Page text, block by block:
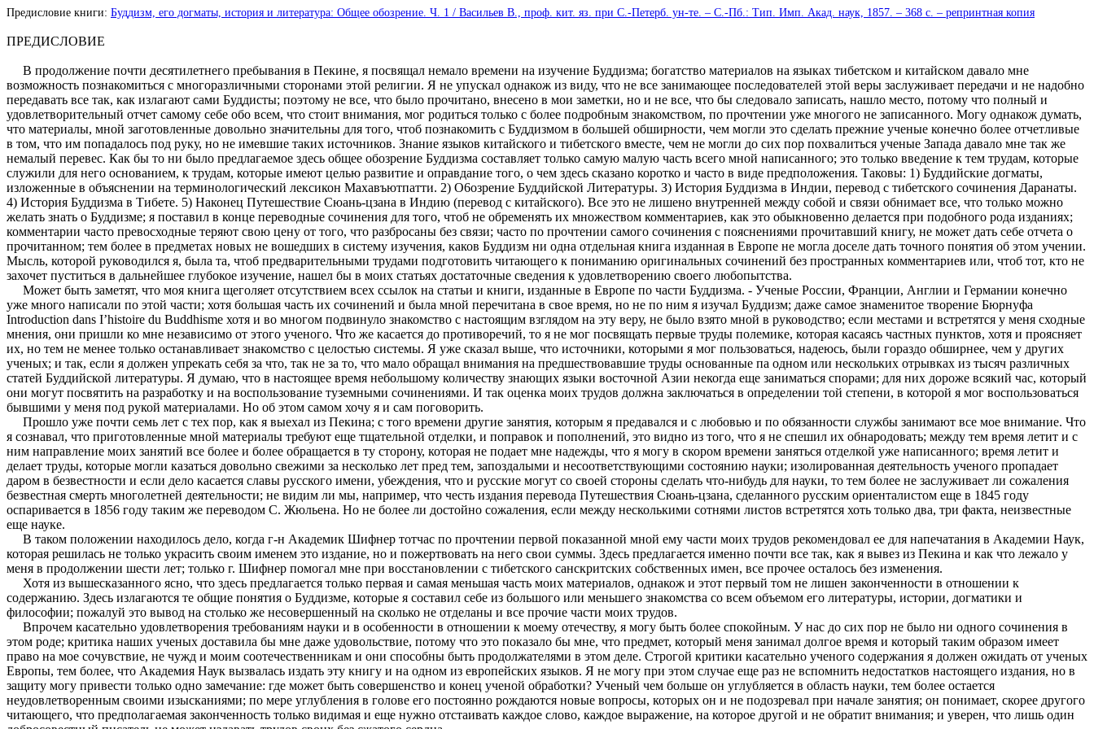
Предисловие книги: Буддизм, его догматы, история и литература: Общее обозрение. Ч. 1 / Васильев В., проф. кит. яз. при С.-Петерб. ун-те. – С.-Пб.: Тип. Имп. Акад. наук, 1857. – 368 c. – репринтная копия
ПРЕДИСЛОВИЕ
В продолжение почти десятилетнего пребывания в Пекине, я посвящал немало времени на изучение Буддизма; богатство материалов на языках тибетском и китайском давало мне
возможность познакомиться с многоразличными сторонами этой религии. Я не упускал однакож из виду, что не все занимающее последователей этой веры заслуживает передачи и не надобно
передавать все так, как излагают сами Буддисты; поэтому не все, что было прочитано, внесено в мои заметки, но и не все, что бы следовало записать, нашло место, потому что полный и
удовлетворительный отчет самому себе обо всем, что стоит внимания, мог родиться только с более подробным знакомством, по прочтении уже многого не записанного. Могу однакож думать,
что материалы, мной заготовленные довольно значительны для того, чтоб познакомить с Буддизмом в большей обширности, чем могли это сделать прежние ученые конечно более отчетливые
в том, что им попадалось под руку, но не имевшие таких источников. Знание языков китайского и тибетского вместе, чем не могли до сих пор похвалиться ученые Запада давало мне так же
немалый перевес. Как бы то ни было предлагаемое здесь общее обозрение Буддизма составляет только самую малую часть всего мной написанного; это только введение к тем трудам, которые
служили для него основанием, к трудам, которые имеют целью развитие и оправдание того, о чем здесь сказано коротко и часто в виде предположения. Таковы: 1) Буддийские догматы,
изложенные в объяснении на терминологический лексикон Махавъютпатти. 2) О6озрение Буддийской Литературы. З) История Буддизма в Индии, перевод с тибетского сочинения Даранаты.
4) История Буддизма в Тибете. 5) Наконец Путешествие Сюань-цзана в Индию (перевод с китайского). Все это не лишено внутренней между собой и связи обнимает все, что только можно
желать знать о Буддизме; я поставил в конце переводные сочинения для того, чтоб не обременять их множеством комментариев, как это обыкновенно делается при подобного рода изданиях;
комментарии часто превосходные теряют свою цену от того, что разбросаны без связи; часто по прочтении самого сочинения с пояснениями прочитавший книгу, не может дать себе отчета о
прочитанном; тем более в предметах новых не вошедших в систему изучения, каков Буддизм ни одна отдельная книга изданная в Европе не могла доселе дать точного понятия об этом учении.
Мысль, которой руководился я, была та, чтоб предварительными трудами подготовить читающего к пониманию оригинальных сочинений без пространных комментариев или, чтоб тот, кто не
захочет пуститься в дальнейшее глубокое изучение, нашел бы в моих статьях достаточные сведения к удовлетворению своего любопытства.
Может быть заметят, что моя книга щеголяет отсутствием всех ссылок на статьи и книги, изданные в Европе по части Буддизма. - Ученые России, Франции, Англии и Германии конечно
уже много написали по этой части; хотя большая часть их сочинений и была мной перечитана в свое время, но не по ним я изучал Буддизм; даже самое знаменитое творение Бюрнуфа
Introduction dans I’histoire du Buddhisme хотя и во многом подвинуло знакомство с настоящим взглядом на эту веру, не было взято мной в руководство; если местами и встретятся у меня сходные
мнения, они пришли ко мне независимо от этого ученого. Что же касается до противоречий, то я не мог посвящать первые труды полемике, которая касаясь частных пунктов, хотя и проясняет
их, но тем не менее только останавливает знакомство с целостью системы. Я уже сказал выше, что источники, которыми я мог пользоваться, надеюсь, были гораздо обширнее, чем у других
ученых; и так, если я должен упрекать себя за что, так не за то, что мало обращал внимания на предшествовавшие труды основанные па одном или нескольких отрывках из тысяч различных
статей Буддийской литературы. Я думаю, что в настоящее время небольшому количеству знающих языки восточной Азии некогда еще заниматься спорами; для них дороже всякий час, который
они могут посвятить на разработку и на воспользование туземными сочинениями. И так оценка моих трудов должна заключаться в определении той степени, в которой я мог воспользоваться
бывшими у меня под рукой материалами. Но об этом самом хочу я и сам поговорить.
Прошло уже почти семь лет с тех пор, как я выехал из Пекина; с того времени другие занятия, которым я предавался и с любовью и по обязанности службы занимают все мое внимание. Что
я сознавал, что приготовленные мной материалы требуют еще тщательной отделки, и поправок и пополнений, это видно из того, что я не спешил их обнародовать; между тем время летит и с
ним направление моих занятий все более и более обращается в ту сторону, которая не подает мне надежды, что я могу в скором времени заняться отделкой уже написанного; время летит и
делает труды, которые могли казаться довольно свежими за несколько лет пред тем, запоздалыми и несоответствующими состоянию науки; изолированная деятельность ученого пропадает
даром в безвестности и если дело касается славы русского имени, убеждения, что и русские могут со своей стороны сделать что-нибудь для науки, то тем более не заслуживает ли сожаления
безвестная смерть многолетней деятельности; не видим ли мы, например, что честь издания перевода Путешествия Сюань-цзана, сделанного русским ориенталистом еще в 1845 году
оспаривается в 1856 году таким же переводом С. Жюльена. Но не более ли достойно сожаления, если между несколькими сотнями листов встретятся хоть только два, три факта, неизвестные
еще науке.
В таком положении находилось дело, когда г-н Академик Шифнер тотчас по прочтении первой показанной мной ему части моих трудов рекомендовал ее для напечатания в Академии Наук,
которая решилась не только украсить своим именем это издание, но и пожертвовать на него свои суммы. Здесь предлагается именно почти все так, как я вывез из Пекина и как что лежало у
меня в продолжении шести лет; только г. Шифнер помогал мне при восстановлении с тибетского санскритских собственных имен, все прочее осталось без изменения.
Хотя из вышесказанного ясно, что здесь предлагается только первая и самая меньшая часть моих материалов, однакож и этот первый том не лишен законченности в отношении к
содержанию. Здесь излагаются те общие понятия о Буддизме, которые я составил себе из большого или меньшего знакомства со всем объемом его литературы, истории, догматики и
философии; пожалуй это вывод на столько же несовершенный на сколько не отделаны и все прочие части моих трудов.
Впрочем касательно удовлетворения требованиям науки и в особенности в отношении к моему отечеству, я могу быть более спокойным. У нас до сих пор не было ни одного сочинения в
этом роде; критика наших ученых доставила бы мне даже удовольствие, потому что это показало бы мне, что предмет, который меня занимал долгое время и который таким образом имеет
право на мое сочувствие, не чужд и моим соотечественникам и они способны быть продолжателями в этом деле. Строгой критики касательно ученого содержания я должен ожидать от ученых
Европы, тем более, что Академия Наук вызвалась издать эту книгу и на одном из европейских языков. Я не могу при этом случае еще раз не вспомнить недостатков настоящего издания, но в
защиту могу привести только одно замечание: где может быть совершенство и конец ученой обработки? Ученый чем больше он углубляется в область науки, тем более остается
неудовлетворенным своими изысканиями; по мере углубления в голове его постоянно рождаются новые вопросы, которых он и не подозревал при начале занятия; он понимает, скорее другого
читающего, что предполагаемая законченность только видимая и еще нужно отстаивать каждое слово, каждое выражение, на которое другой и не обратит внимания; и уверен, что лишь один